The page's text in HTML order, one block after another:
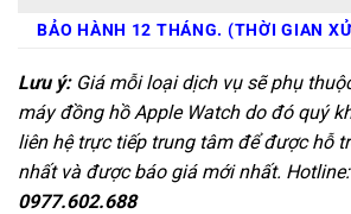
BẢO HÀNH 12 THÁNG. (THỜI GIAN
Lưu ý:Giá mỗi loại dịch vụ sẽ phụ
máy đồng hồ Apple Watch do đó quý
liên hệ trực tiếp trung tâm để được hỗ
nhất và được báo giá mới nhất. Hotline:
0977.602.688